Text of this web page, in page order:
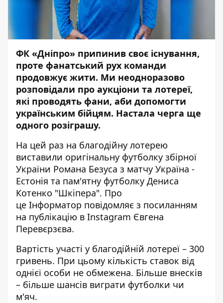
ФК «Дніпро» припинив своє існування,
проте фанатський рух команди
продовжує жити. Ми неодноразово
розповідали про аукціони та лотереї,
які проводять фани, аби допомогти
українським бійцям. Настала черга ще
одного розіграшу.
На цей раз на благодійну лотерею
виставили оригінальну футболку збірної
України Романа Безуса з матчу Україна -
Естонія та пам'ятну футболку Дениса
Котенко "Шкіпера". Про
це Інформатор повідомляє з посиланням
на публікацію в Instagram Євгена
Перевєрзєва.
Вартість участі у благодійній лотереї – 300
гривень. При цьому кількість ставок від
однієї особи не обмежена. Більше внесків
– більше шансів виграти футболки чи
м'яч.